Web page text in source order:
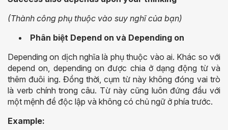
(Thành công phụ thuộc vào suy nghĩ của bạn)
Phân biệt Depend on và Depending on
Depending on dịch nghĩa là phụ thuộc vào ai. Khác so với
depend on, depending on được chia ở dạng động từ và
thêm đuôi ing. Đồng thời, cụm từ này không đóng vai trò
là verb chính trong câu. Từ này cũng luôn đứng đầu với
một mệnh đề độc lập và không có chủ ngữ ở phía trước.
Example: